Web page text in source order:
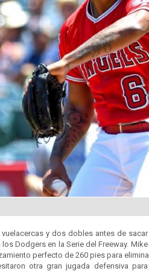
y dos dobles antes de
Dodgers en la Serie del Freeway.
perfecto de 260 pies para
otra gran jugada defensiva